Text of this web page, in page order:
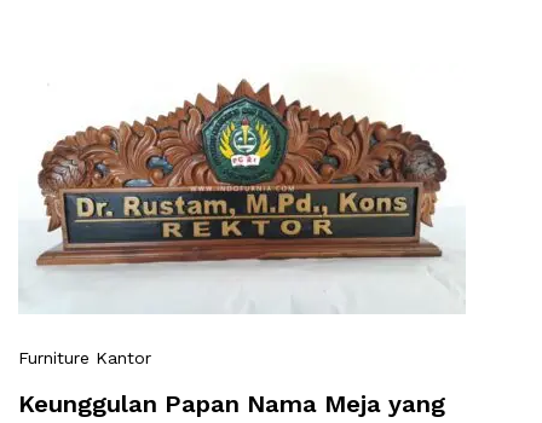
Furniture Kantor
Keunggulan Papan Nama Meja yang